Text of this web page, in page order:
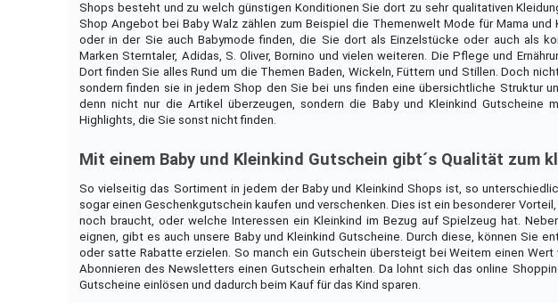
Shops besteht und zu welch günstigen Konditionen Sie dort zu sehr qualitativen
Shop Angebot bei Baby Walz zählen zum Beispiel die Themenwelt Mode für Mama
oder in der Sie auch Babymode finden, die Sie dort als Einzelstücke oder auch als
Marken Sterntaler, Adidas, S. Oliver, Bornino und vielen weiteren. Die Pflege und
Dort finden Sie alles Rund um die Themen Baden, Wickeln, Füttern und Stillen. Doch
sondern finden sie in jedem Shop den Sie bei uns finden eine übersichtliche Struktur
denn nicht nur die Artikel überzeugen, sondern die Baby und Kleinkind Gutscheine
Highlights, die Sie sonst nicht finden.
Mit einem Baby und Kleinkind Gutschein gibt´s Qualität zum
So vielseitig das Sortiment in jedem der Baby und Kleinkind Shops ist, so
sogar einen Geschenkgutschein kaufen und verschenken. Dies ist ein besonderer
noch braucht, oder welche Interessen ein Kleinkind im Bezug auf Spielzeug hat.
eignen, gibt es auch unsere Baby und Kleinkind Gutscheine. Durch diese, können Sie
oder satte Rabatte erzielen. So manch ein Gutschein übersteigt bei Weitem einen Wert
Abonnieren des Newsletters einen Gutschein erhalten. Da lohnt sich das online
Gutscheine einlösen und dadurch beim Kauf für das Kind sparen.